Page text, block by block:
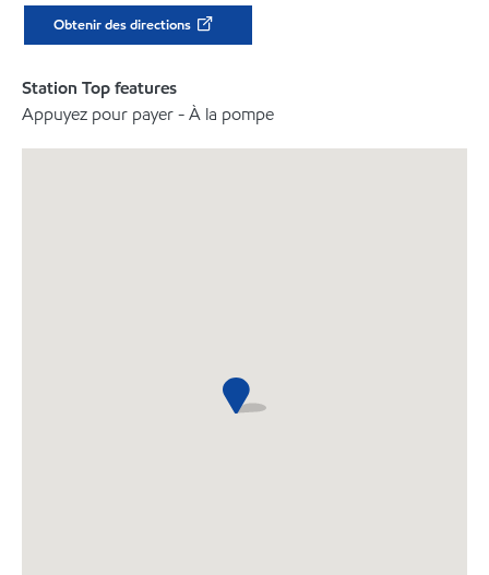
Obtenir des directions
Station Top features
Appuyez pour payer - À la pompe